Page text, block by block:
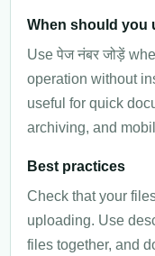
When should you
Use पेज नंबर जोड़ें
operation without
useful for quick
archiving, and
Best practices
Check that your
uploading. Use
files together, and